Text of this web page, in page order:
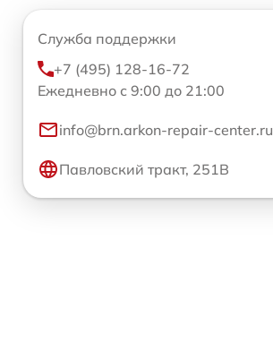
Служба поддержки
+7 (495) 128-16-72
Ежедневно с 9:00 до 21:00
info@brn.arkon-repair-center.ru
Павловский тракт, 251В